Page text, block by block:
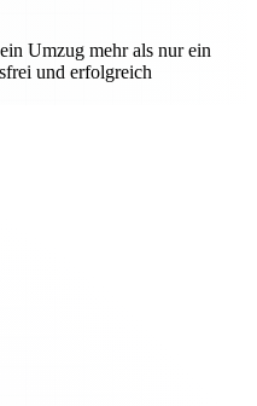
Umzug mehr als nur ein
und erfolgreich